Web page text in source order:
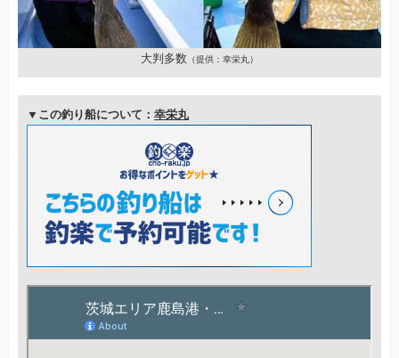
大判多数 （提供：幸栄丸）
▼この釣り船について： 幸栄丸